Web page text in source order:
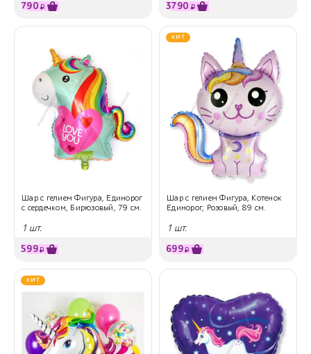
790 ₽ 3790 ₽
Шар с гелием Фигура, Единорог
с сердечком, Бирюзовый, 79 см.
1 шт.
599₽
ХИТ
Шар с гелием Фигура, Котенок
Единорог, Розовый, 89 см.
1 шт.
699₽
ХИТ